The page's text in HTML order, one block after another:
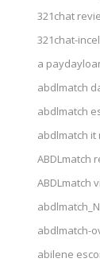
321chat
321chat-
a
abdlmatch
abdlmatch
abdlmatch it
ABDLmatch
ABDLmatch
abdlmatch-
abilene